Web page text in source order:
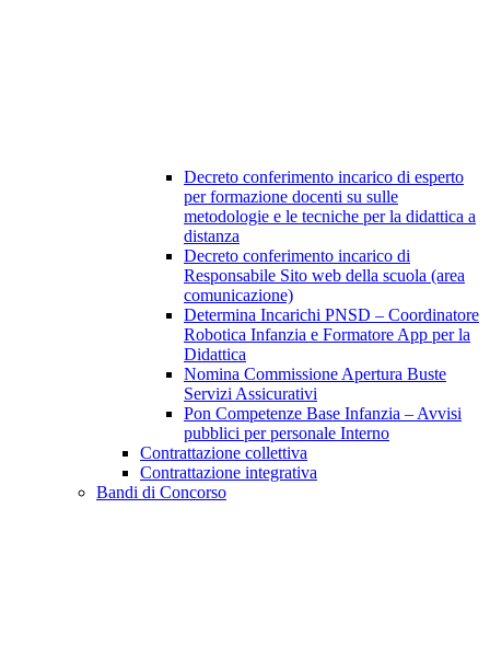
Decreto conferimento incarico di esperto
per formazione docenti su sulle
metodologie e le tecniche per la didattica a
distanza
Decreto conferimento incarico di
Responsabile Sito web della scuola (area
comunicazione)
Determina Incarichi PNSD – Coordinatore
Robotica Infanzia e Formatore App per la
Didattica
Nomina Commissione Apertura Buste
Servizi Assicurativi
Pon Competenze Base Infanzia – Avvisi
pubblici per personale Interno
Contrattazione collettiva
Contrattazione integrativa
Bandi di Concorso